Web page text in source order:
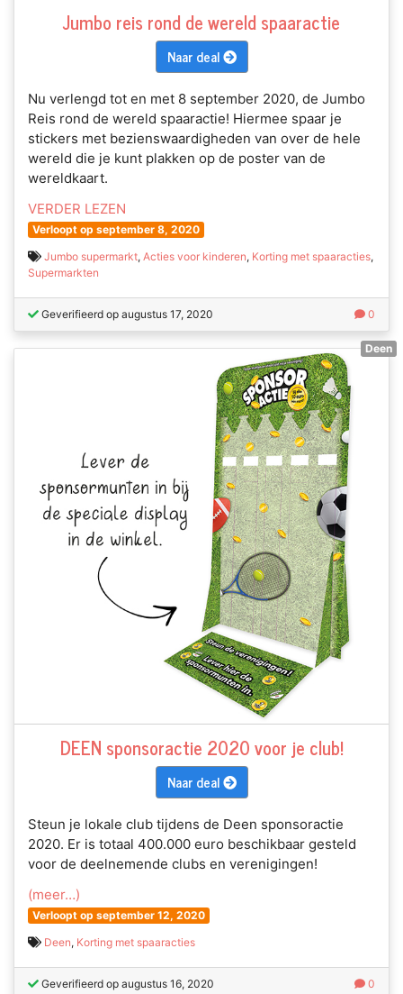
Jumbo reis rond de wereld spaaractie
Naar deal
Nu verlengd tot en met 8 september 2020, de Jumbo
Reis rond de wereld spaaractie! Hiermee spaar je
stickers met bezienswaardigheden van over de hele
wereld die je kunt plakken op de poster van de
wereldkaart.
VERDER LEZEN
Verloopt op september 8, 2020
Jumbo supermarkt, Acties voor kinderen, Korting met spaaracties,
Supermarkten
Geverifieerd op augustus 17, 2020 0
Deen
DEEN sponsoractie 2020 voor je club!
Naar deal
Steun je lokale club tijdens de Deen sponsoractie
2020. Er is totaal 400.000 euro beschikbaar gesteld
voor de deelnemende clubs en verenigingen!
(meer…)
Verloopt op september 12, 2020
Deen, Korting met spaaracties
Geverifieerd op augustus 16, 2020 0